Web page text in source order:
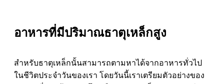
อาหารที่มีปริมาณธาตุเหล็กสูง
สำหรับธาตุเหล็กนั้นสามารถตามหาได้จากอาหารทั่วไป
ในชีวิตประจำวันของเรา โดยวันนี้เราเตรียมตัวอย่างของ